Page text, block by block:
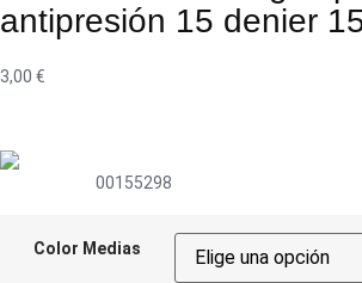
antipresión 15 denier
3,00 €
00155298
Color Medias